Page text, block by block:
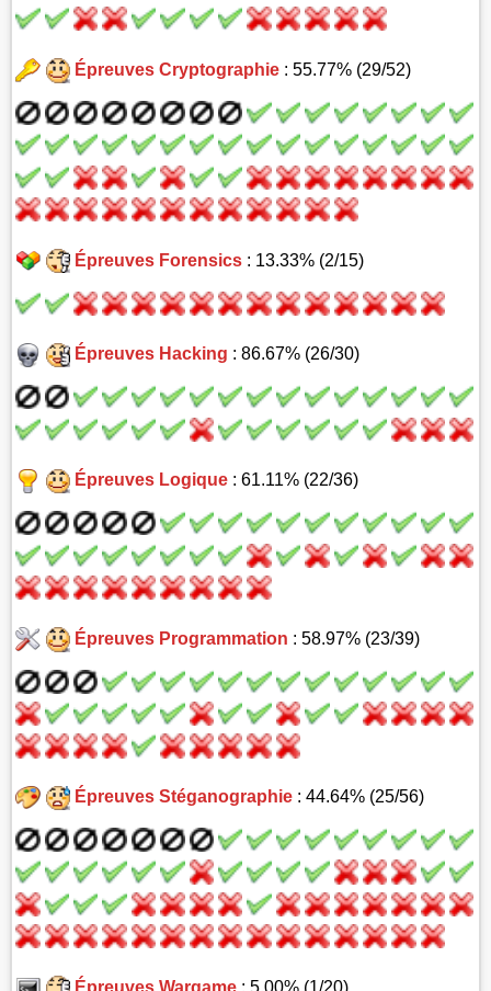
Épreuves Cryptographie: 55.77% (29/52)
Épreuves Forensics: 13.33% (2/15)
Épreuves Hacking : 86.67% (26/30)
Épreuves Logique: 61.11% (22/36)
Épreuves Programmation : 58.97% (23/39)
Épreuves Stéganographie: 44.64% (25/56)
Épreuves Wargame: 5.00% (1/20)